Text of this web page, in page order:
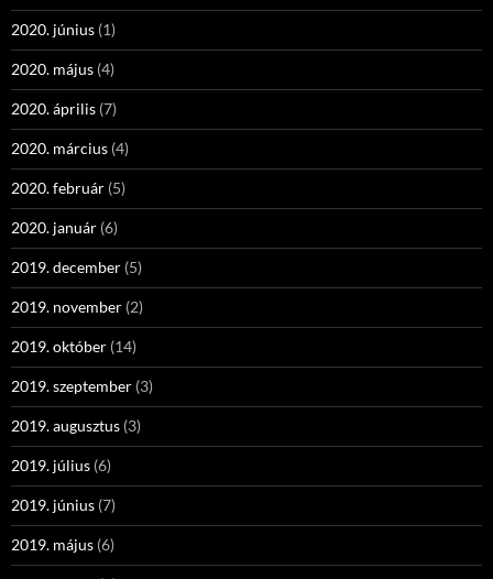
2020. június (1)
2020. május (4)
2020. április (7)
2020. március (4)
2020. február (5)
2020. január (6)
2019. december (5)
2019. november (2)
2019. október (14)
2019. szeptember (3)
2019. augusztus (3)
2019. július (6)
2019. június (7)
2019. május (6)